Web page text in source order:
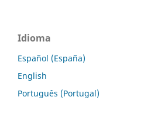
Idioma
Español (España)
English
Português (Portugal)